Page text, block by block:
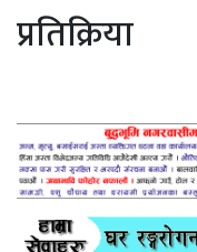
प्रतिक्रिया